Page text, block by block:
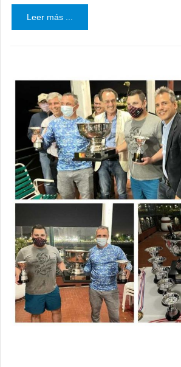
Leer más ...